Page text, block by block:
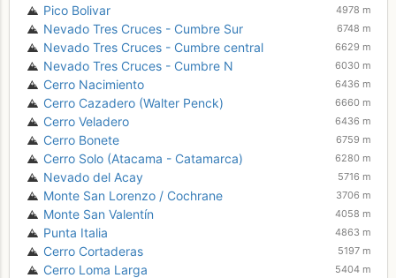
Pico Bolivar 4978 m
Nevado Tres Cruces - Cumbre Sur 6748 m
Nevado Tres Cruces - Cumbre central 6629 m
Nevado Tres Cruces - Cumbre N 6030 m
Cerro Nacimiento 6436 m
Cerro Cazadero (Walter Penck) 6660 m
Cerro Veladero 6436 m
Cerro Bonete 6759 m
Cerro Solo (Atacama - Catamarca) 6280 m
Nevado del Acay 5716 m
Monte San Lorenzo / Cochrane 3706 m
Monte San Valentín 4058 m
Punta Italia 4863 m
Cerro Cortaderas 5197 m
Cerro Loma Larga 5404 m